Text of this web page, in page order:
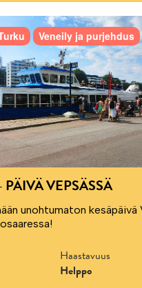
Veneily ja purjehdus
PÄIVÄ VEPSÄSSÄ
unohtumaton kesäpäivä
Haastavuus
Helppo